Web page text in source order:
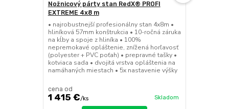
Nožnicový párty stan RedX® PROFI
EXTREME 4x8 m
• najrobustnejší profesionálny stan 4x8m •
hliníková 57mm konštrukcia • 10-ročná záruka
na kĺby a spoje z hliníka • 100%
nepremokavé opláštenie, znížená horľavosť
(polyester + PVC poťah) • prepravné tašky •
kotviaca sada • dvojitá vrstva opláštenia na
namáhaných miestach • 5x nastavenie výšky
cena od
1 415 €/ks Skladom